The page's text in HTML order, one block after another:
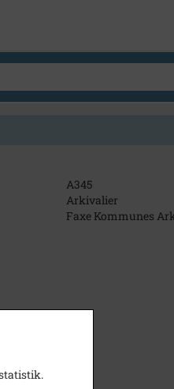
A345
Arkivalier
Faxe Kommunes